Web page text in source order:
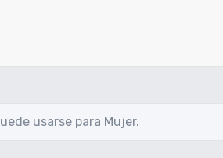
usarse para Mujer.